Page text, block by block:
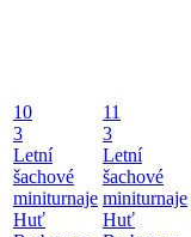
10
3
Letní
šachové
miniturnaje
Huť
11
3
Letní
šachové
miniturnaje
Huť